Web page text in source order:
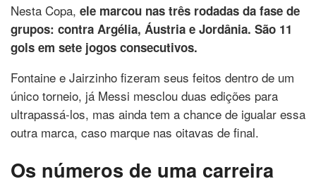
Nesta Copa, ele marcou nas três rodadas da fase de
grupos: contra Argélia, Áustria e Jordânia. São 11
gols em sete jogos consecutivos.
Fontaine e Jairzinho fizeram seus feitos dentro de um
único torneio, já Messi mesclou duas edições para
ultrapassá-los, mas ainda tem a chance de igualar essa
outra marca, caso marque nas oitavas de final.
Os números de uma carreira